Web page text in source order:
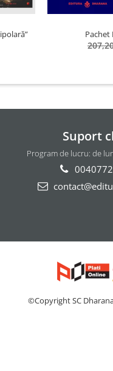
Pachet
Suport
Program de lucru: de
©Copyright SC